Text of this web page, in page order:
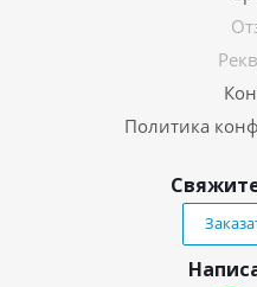
Политика